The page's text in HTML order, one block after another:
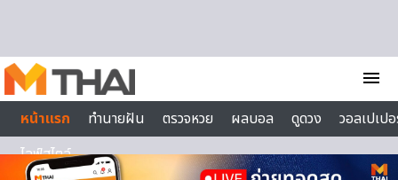
menu
หน้าแรก
ทำนายฝัน ตรวจหวย ผลบอล ดูดวง
วอลเปเป
ไลฟ์สไตล์